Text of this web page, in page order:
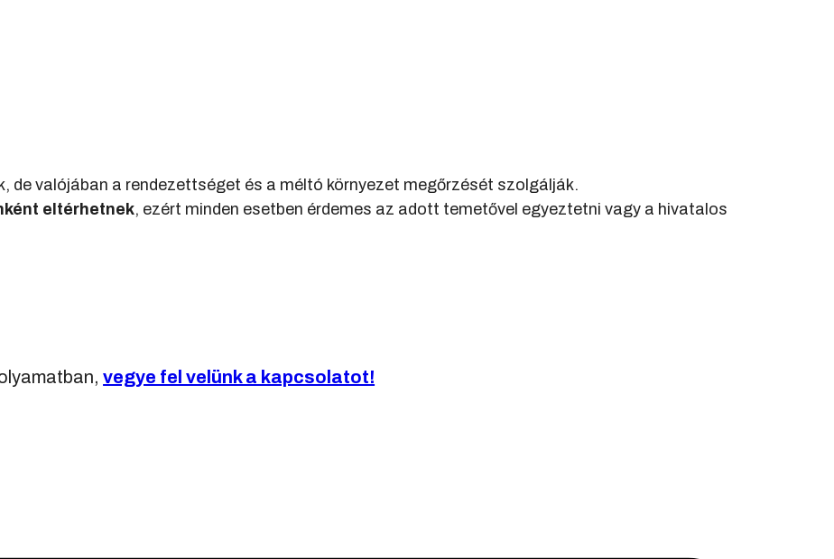
de valójában a rendezettséget és a méltó környezet megőrzését szolgálják.
eltérhetnek, ezért minden esetben érdemes az adott temetővel egyeztetni vagy a hivatalos
vegye fel velünk a kapcsolatot!